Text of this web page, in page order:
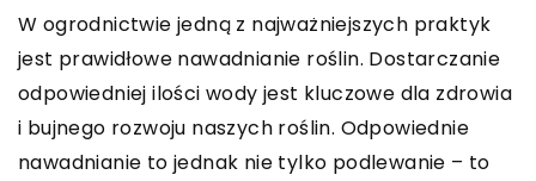
W ogrodnictwie jedną z najważniejszych praktyk
jest prawidłowe nawadnianie roślin. Dostarczanie
odpowiedniej ilości wody jest kluczowe dla zdrowia
i bujnego rozwoju naszych roślin. Odpowiednie
nawadnianie to jednak nie tylko podlewanie – to